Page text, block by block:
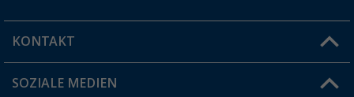
KONTAKT
Du hast eine Frage?
SOZIALE MEDIEN